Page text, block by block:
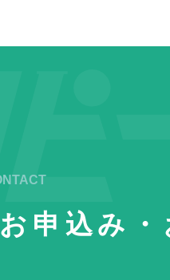
お申込み・